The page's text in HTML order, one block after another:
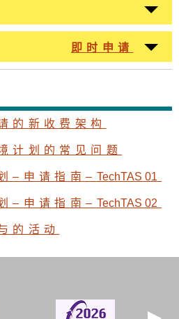
即时申请
的新收费架构
计划的常见问题
–申请指南– TechTAS 01
–申请指南– TechTAS 02
的活动